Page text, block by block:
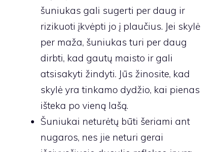
šuniukas gali sugerti per daug ir
rizikuoti įkvėpti jo į plaučius. Jei skylė
per maža, šuniukas turi per daug
dirbti, kad gautų maisto ir gali
atsisakyti žindyti. Jūs žinosite, kad
skylė yra tinkamo dydžio, kai pienas
išteka po vieną lašą.
Šuniukai neturėtų būti šeriami ant
nugaros, nes jie neturi gerai